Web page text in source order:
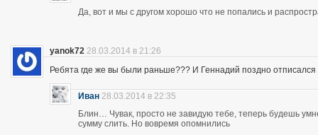
Да, вот и мы с другом хорошо что не попались и
yanok72 28.03.2014 в 21:26
Ребята где же вы были раньше??? И Геннадий поздно
Иван 28.03.2014 в 22:35
Блин… Чувак, просто не завидую тебе, теперь будешь
сумму слить. Но вовремя опомнились